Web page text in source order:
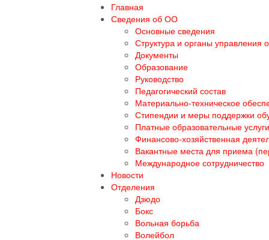
Главная
Сведения об ОО
Основные сведения
Структура и органы управления
Документы
Образование
Руководство
Педагогический состав
Материально-техническое
Стипендии и меры поддержки
Платные образовательные услуги
Финансово-хозяйственная
Вакантные места для приема
Международное сотрудничество
Новости
Отделения
Дзюдо
Бокс
Вольная борьба
Волейбол